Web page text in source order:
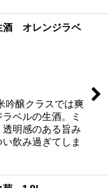
オレンジラベ
吟醸クラスでは爽
ベルの生酒。ミ
明感のある旨み
飲み過ぎてしま